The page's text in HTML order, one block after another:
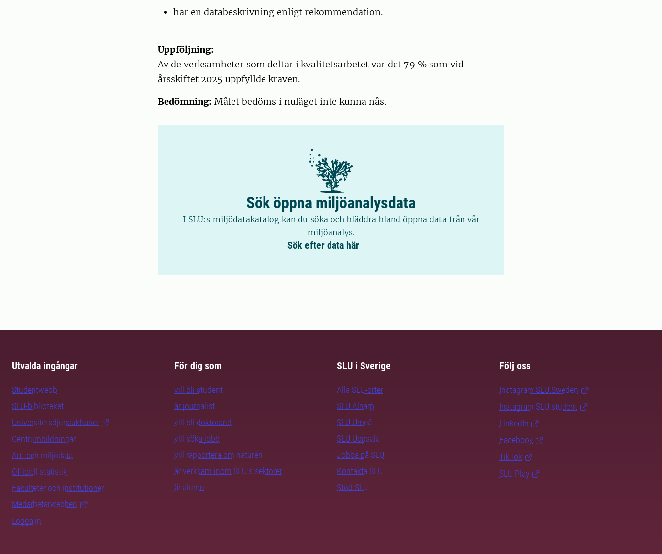
har en databeskrivning enligt rekommendation.
Uppföljning:
Av de verksamheter som deltar i kvalitetsarbetet var det 79 % som vid
årsskiftet 2025 uppfyllde kraven.
Bedömning: Målet bedöms i nuläget inte kunna nås.
Sök öppna miljöanalysdata
I SLU:s miljödatakatalog kan du söka och bläddra bland öppna data från vår
miljöanalys.
Sök efter data här
Utvalda ingångar
Studentwebb
SLU-biblioteket
Universitetsdjursjukhuset
Centrumbildningar
Art- och miljödata
Officiell statistik
Fakulteter och institutioner
Medarbetarwebben
Logga in
För dig som
vill bli student
är journalist
vill bli doktorand
vill söka jobb
vill rapportera om naturen
är verksam inom SLU:s sektorer
är alumn
SLU i Sverige
Alla SLU-orter
SLU Alnarp
SLU Umeå
SLU Uppsala
Jobba på SLU
Kontakta SLU
Stöd SLU
Följ oss
Instagram SLU.Sweden
Instagram SLU.student
LinkedIn
Facebook
TikTok
SLU Play